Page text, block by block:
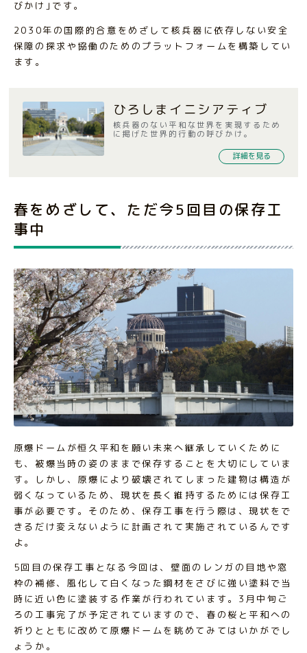
びかけ｣です。
2030年の国際的合意をめざして核兵器に依存しない安全
保障の探求や協働のためのプラットフォームを構築してい
ます。
ひろしまイニシアティブ
核兵器のない平和な世界を実現するため
に掲げた世界的行動の呼びかけ。
詳細を見る
春をめざして、ただ今5回目の保存工
事中
原爆ドームが恒久平和を願い未来へ継承していくために
も、被爆当時の姿のままで保存することを大切にしていま
す。しかし、原爆により破壊されてしまった建物は構造が
弱くなっているため、現状を長く維持するためには保存工
事が必要です。そのため、保存工事を行う際は、現状をで
きるだけ変えないように計画されて実施されているんです
よ。
5回目の保存工事となる今回は、壁面のレンガの目地や窓
枠の補修、風化して白くなった鋼材をさびに強い塗料で当
時に近い色に塗装する作業が行われています。3月中旬ご
ろの工事完了が予定されていますので、春の桜と平和への
祈りとともに改めて原爆ドームを眺めてみてはいかがでし
ょうか。